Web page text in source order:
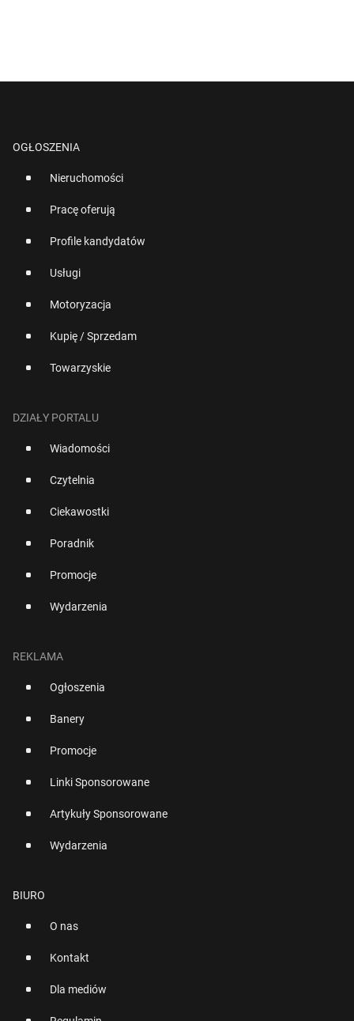
OGŁOSZENIA
Nieruchomości
Pracę oferują
Profile kandydatów
Usługi
Motoryzacja
Kupię / Sprzedam
Towarzyskie
DZIAŁY PORTALU
Wiadomości
Czytelnia
Ciekawostki
Poradnik
Promocje
Wydarzenia
REKLAMA
Ogłoszenia
Banery
Promocje
Linki Sponsorowane
Artykuły Sponsorowane
Wydarzenia
BIURO
O nas
Kontakt
Dla mediów